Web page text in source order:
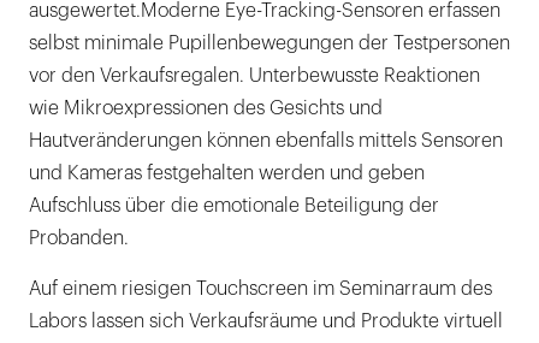
ausgewertet.Moderne Eye-Tracking-Sensoren erfassen
selbst minimale Pupillenbewegungen der Testpersonen
vor den Verkaufsregalen. Unterbewusste Reaktionen
wie Mikroexpressionen des Gesichts und
Hautveränderungen können ebenfalls mittels Sensoren
und Kameras festgehalten werden und geben
Aufschluss über die emotionale Beteiligung der
Probanden.
Auf einem riesigen Touchscreen im Seminarraum des
Labors lassen sich Verkaufsräume und Produkte virtuell